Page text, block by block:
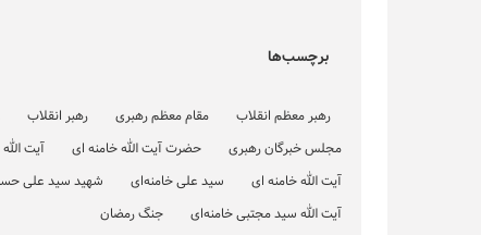
برچسب‌ها
رهبر معظم انقلاب مقام معظم رهبری رهبر انقلاب
مجلس خبرگان رهبری
حضرت آیت الله خامنه ای آیت
آیت الله خامنه ای
سید علی خامنه‌ای شهید سید علی
آیت الله سید مجتبی خامنه‌ای
جنگ رمضان